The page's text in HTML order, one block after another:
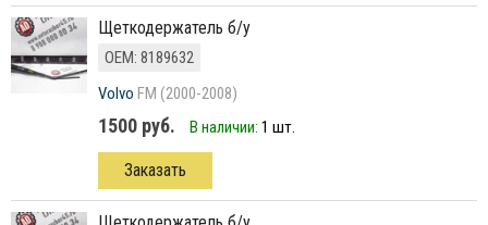
щеткодержатель б/у
ОЕМ: 8189632
Volvo FM (2000-2008)
1500 руб. В наличии: 1 шт.
Заказать